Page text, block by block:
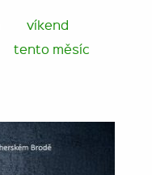
víkend
tento měsíc